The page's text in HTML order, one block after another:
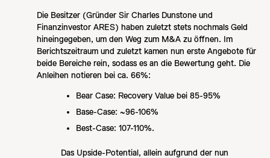
Die Besitzer (Gründer Sir Charles Dunstone und
Finanzinvestor ARES) haben zuletzt stets nochmals Geld
hineingegeben, um den Weg zum M&A zu öffnen. Im
Berichtszeitraum und zuletzt kamen nun erste Angebote für
beide Bereiche rein, sodass es an die Bewertung geht. Die
Anleihen notieren bei ca. 66%:
Bear Case: Recovery Value bei 85-95%
Base-Case: ~96-106%
Best-Case: 107-110%.
Das Upside-Potential, allein aufgrund der nun